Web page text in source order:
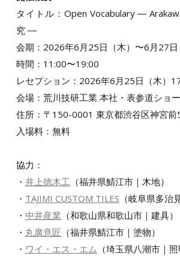
タイトル：Open Vocabulary ―
究 ―
会期：2026年6月25日（木）〜6月27日
時間：11:00〜19:00
レセプション：2026年6月25日（木）
会場：荒川技研工業 本社・表参道ショー
住所：〒150-0001 東京都渋谷区神宮
入場料：無料
協力：
・ 井上徳木工（福井県鯖江市｜木地）
・ TAJIMI CUSTOM TILES （岐阜県多治
・ 中井産業 （和歌山県和歌山市｜建具）
・ 丸廣意匠 （福井県鯖江市｜塗物）
・ ワイ・エス・エム （埼玉県八潮市｜照